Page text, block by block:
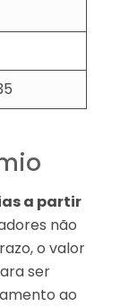
a partir
não
o valor
ser
ao